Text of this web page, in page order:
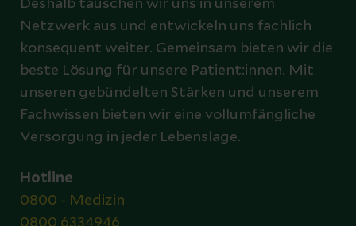
Deshalb tauschen wir uns in unserem
Netzwerk aus und entwickeln uns fachlich
konsequent weiter. Gemeinsam bieten wir die
beste Lösung für unsere Patient:innen. Mit
unseren gebündelten Stärken und unserem
Fachwissen bieten wir eine vollumfängliche
Versorgung in jeder Lebenslage.
Hotline
0800 - Medizin
0800 6334946